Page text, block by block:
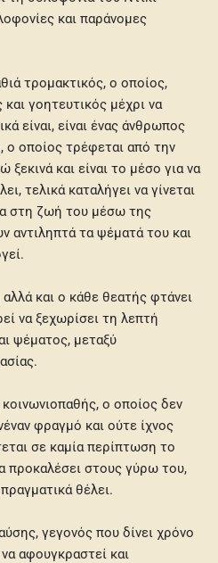
και παράνομες
τρομακτικός, ο οποίος,
γοητευτικός μέχρι να
είναι, είναι ένας άνθρωπος
ο οποίος τρέφεται από την
ξεκινά και είναι το μέσο για να
τελικά καταλήγει να γίνεται
στη ζωή του μέσω της
αντιληπτά τα ψέματά του και
και ο κάθε θεατής φτάνει
να ξεχωρίσει τη λεπτή
ψέματος, μεταξύ
κοινωνιοπαθής, ο οποίος δεν
φραγμό και ούτε ίχνος
σε καμία περίπτωση το
προκαλέσει στους γύρω του,
θέλει.
γεγονός που δίνει χρόνο
αφουγκραστεί και